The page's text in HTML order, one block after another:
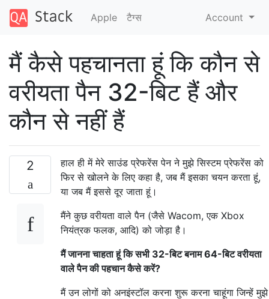
Apple टैग्‍स Account
मैं कैसे पहचानता हूं कि कौन से
वरीयता पैन 32-बिट हैं और
कौन से नहीं हैं
2
हाल ही में मेरे साउंड प्रेफरेंस पेन ने मुझे सिस्टम प्रेफरेंस को
फिर से खोलने के लिए कहा है, जब मैं इसका चयन करता हूं,
या जब मैं इससे दूर जाता हूं।
मैंने कुछ वरीयता वाले पैन (जैसे Wacom, एक Xbox
नियंत्रक फलक, आदि) को जोड़ा है।
मैं जानना चाहता हूं कि सभी 32-बिट बनाम 64-बिट वरीयता
वाले पैन की पहचान कैसे करें?
मैं उन लोगों को अनइंस्टॉल करना शुरू करना चाहूंगा जिन्हें मुझे